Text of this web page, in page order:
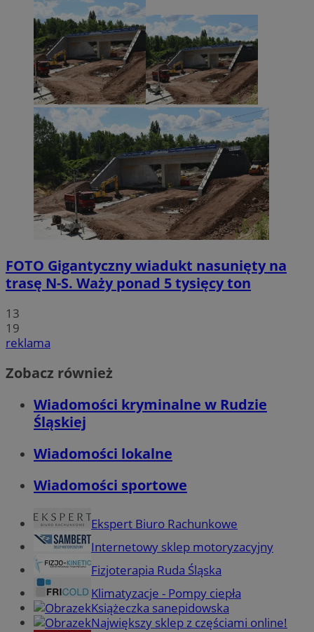
FOTO Gigantyczny wiadukt nasunięty na
trasę N-S. Waży ponad 5 tysięcy ton
13
19
reklama
Zobacz również
Wiadomości kryminalne w Rudzie
Śląskiej
Wiadomości lokalne
Wiadomości sportowe
Ekspert Biuro Rachunkowe
Internetowy sklep motoryzacyjny
Fizjoterapia Ruda Śląska
Klimatyzacje - Pompy ciepła
Książeczka sanepidowska
Największy sklep z częściami online!